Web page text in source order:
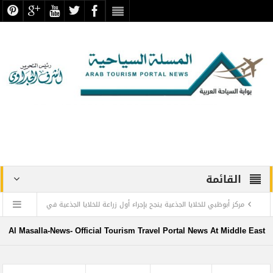
القائمة
مركز أبوظبي للخلايا الجذعية ينجح بإجراء أول زراعة للخلايا الجذعية في
المنطقة لمريضة تعاني من التصلب اللويحي
Al Masalla-News- Official Tourism Travel Portal News At Middle East